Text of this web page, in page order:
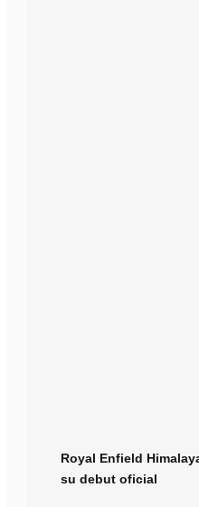
Royal Enfield
su debut oficial